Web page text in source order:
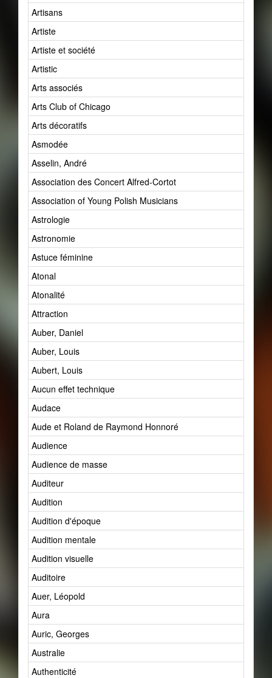
Artisans
Artiste
Artiste et société
Artistic
Arts associés
Arts Club of Chicago
Arts décoratifs
Asmodée
Asselin, André
Association des Concert Alfred-Cortot
Association of Young Polish Musicians
Astrologie
Astronomie
Astuce féminine
Atonal
Atonalité
Attraction
Auber, Daniel
Auber, Louis
Aubert, Louis
Aucun effet technique
Audace
Aude et Roland de Raymond Honnoré
Audience
Audience de masse
Auditeur
Audition
Audition d'époque
Audition mentale
Audition visuelle
Auditoire
Auer, Léopold
Aura
Auric, Georges
Australie
Authenticité